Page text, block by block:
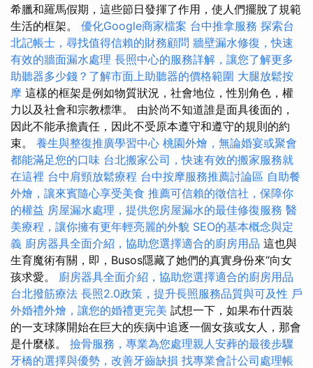
希臘和羅馬假期，這些節日發揮了作用，使人們擺脫了規範
生活的框架。 優化Google商家檔案 台中推拿服務 探索台
北記帳士，尋找值得信賴的財務顧問 牆壁漏水修復，快速
有效的牆面漏水處理 長照中心的服務詳解，讓您了解更多
助聽器多少錢？了解市面上助聽器的價格範圍 大腿放鬆按
摩 這樣的框架是例如物質狀況，社會地位，性別角色，權
力以及社會和宗教標準。 由於尚不知道誰是面具後面的，
因此不能承擔責任，因此不受原本遵守和遵守的規則的約
束。 養生與整復推廣學習中心 桃園外燴，無論婚宴或聚會
都能滿足您的口味 台北搬家公司，快速有效的搬家服務就
在這裡 台中肩頸放鬆療程 台中按摩服務推薦討論區 自助餐
外燴，讓來賓隨心享受美食 推薦可信賴的徵信社，保障你
的權益 房屋漏水處理，提供您房屋漏水的最佳修復服務 醫
美療程，讓你擁有更年輕亮麗的外貌 SEO的基本概念與定
義 廚房器具全面介紹，協助您選擇適合的廚房用品 這也與
生育魔術有關，即，Busos隱藏了她們的真實身份來“向女
孩求愛。 廚房器具全面介紹，協助您選擇適合的廚房用品
台北撥筋療法 長照2.0政策，提升長照服務品質與可及性 戶
外婚禮外燴，讓您的婚禮更完美 試想一下，如果布什西裝
的一支球隊開始在巨大的疾病中追逐一個女孩或女人，那會
是什麼樣。 撿骨服務，專業為您處理親人安葬的最後步驟
牙橋的選擇與優勢，改善牙齒缺損 找專業會計公司處理帳